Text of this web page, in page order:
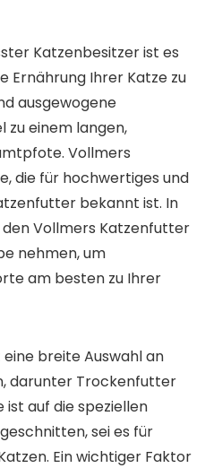
Katzenbesitzer ist es
Ernährung Ihrer Katze zu
ausgewogene
zu einem langen,
Vollmers
die für hochwertiges und
bekannt ist. In
Vollmers Katzenfutter
nehmen, um
am besten zu Ihrer
breite Auswahl an
darunter Trockenfutter
ist auf die speziellen
sei es für
Ein wichtiger Faktor